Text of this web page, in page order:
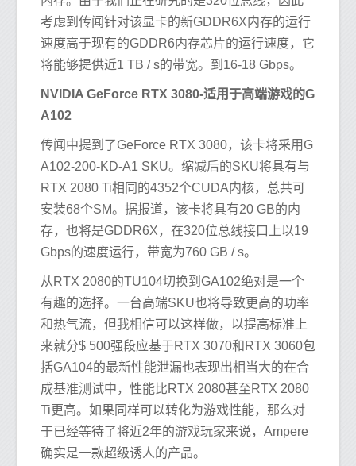
考虑到传闻针对该显卡的新GDDR6X内存的运行
速度高于现有的GDDR6内存芯片的运行速度，它
将能够提供近1 TB / s的带宽。到16-18 Gbps。
NVIDIA GeForce RTX 3080-适用于高端游戏的G
A102
传闻中提到了GeForce RTX 3080，该卡将采用G
A102-200-KD-A1 SKU。缩减后的SKU将具有与
RTX 2080 Ti相同的4352个CUDA内核，总共可
安装68个SM。据报道，该卡将具有20 GB的内
存，也将是GDDR6X，在320位总线接口上以19
Gbps的速度运行，带宽为760 GB / s。
从RTX 2080的TU104切换到GA102绝对是一个
有趣的选择。一台高端SKU也将导致更高的功率
和热气流，但我相信可以这样做，以提高标准上
来就分$ 500强段应基于RTX 3070和RTX 3060包
括GA104的最新性能泄漏也表现出相当大的在合
成基准测试中，性能比RTX 2080甚至RTX 2080
Ti更高。如果同样可以转化为游戏性能，那么对
于已经等待了将近2年的游戏玩家来说，Ampere
确实是一款超级诱人的产品。